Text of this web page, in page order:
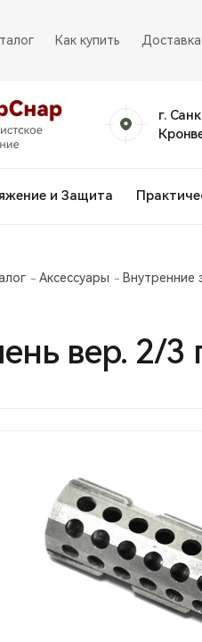
Как купить Доставка
г.
и Защита
Аксессуары Внутренние
вер. 2/3